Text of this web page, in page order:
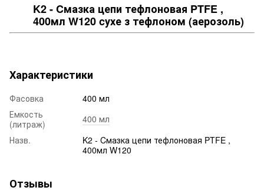
K2 - Cмазка цепи тефлоновая PTFE ,
400мл W120 cухе з тефлоном (аерозоль)
Характеристики
Фасовка
400 мл
Емкость
(литраж)
400 мл
Назв.
K2 - Cмазка цепи тефлоновая PTFE ,
400мл W120
Отзывы